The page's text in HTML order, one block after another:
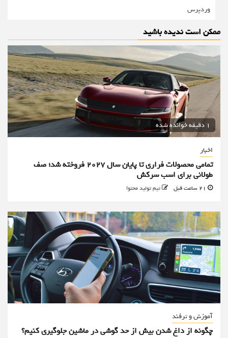
وردپرس
ممکن است ندیده باشید
1 دقیقه خوانده شده
اخبار
تمامی محصولات فراری تا پایان سال ۲۰۲۷ فروخته شد؛ صف
طولانی برای اسب سرکش
تیم تولید محتوا
آموزش و ترفند
چگونه از داغ شدن بیش از حد گوشی در ماشین جلوگیری کنیم؟